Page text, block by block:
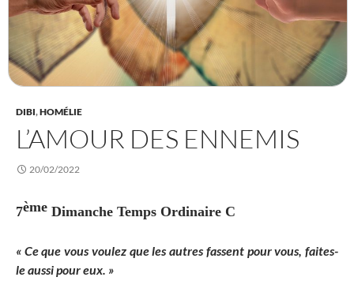
DIBI,HOMÉLIE
L’AMOUR DES ENNEMIS
20/02/2022
7ème Dimanche Temps Ordinaire C
« Ce que vous voulez que les autres fassent pour vous, faites-
le aussi pour eux. »